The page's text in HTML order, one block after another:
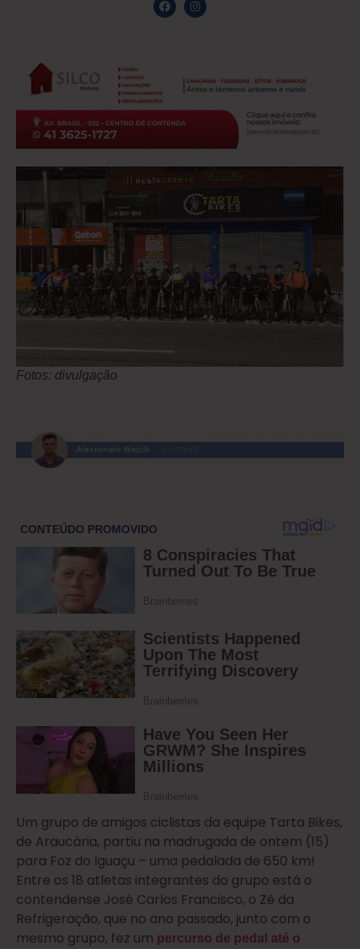
Fotos: divulgação
Um grupo de amigos ciclistas da equipe Tarta Bikes,
de Araucária, partiu na madrugada de ontem (15)
para Foz do Iguaçu – uma pedalada de 650 km!
Entre os 18 atletas integrantes do grupo está o
contendense José Carlos Francisco, o Zé da
Refrigeração, que no ano passado, junto com o
mesmo grupo, fez um percurso de pedal até o